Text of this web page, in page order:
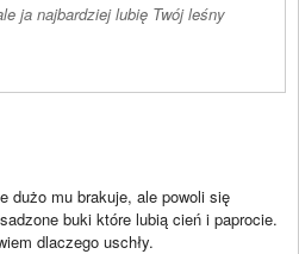
ja najbardziej lubię Twój leśny
dużo mu brakuje, ale powoli się
buki które lubią cień i paprocie.
dlaczego uschły.